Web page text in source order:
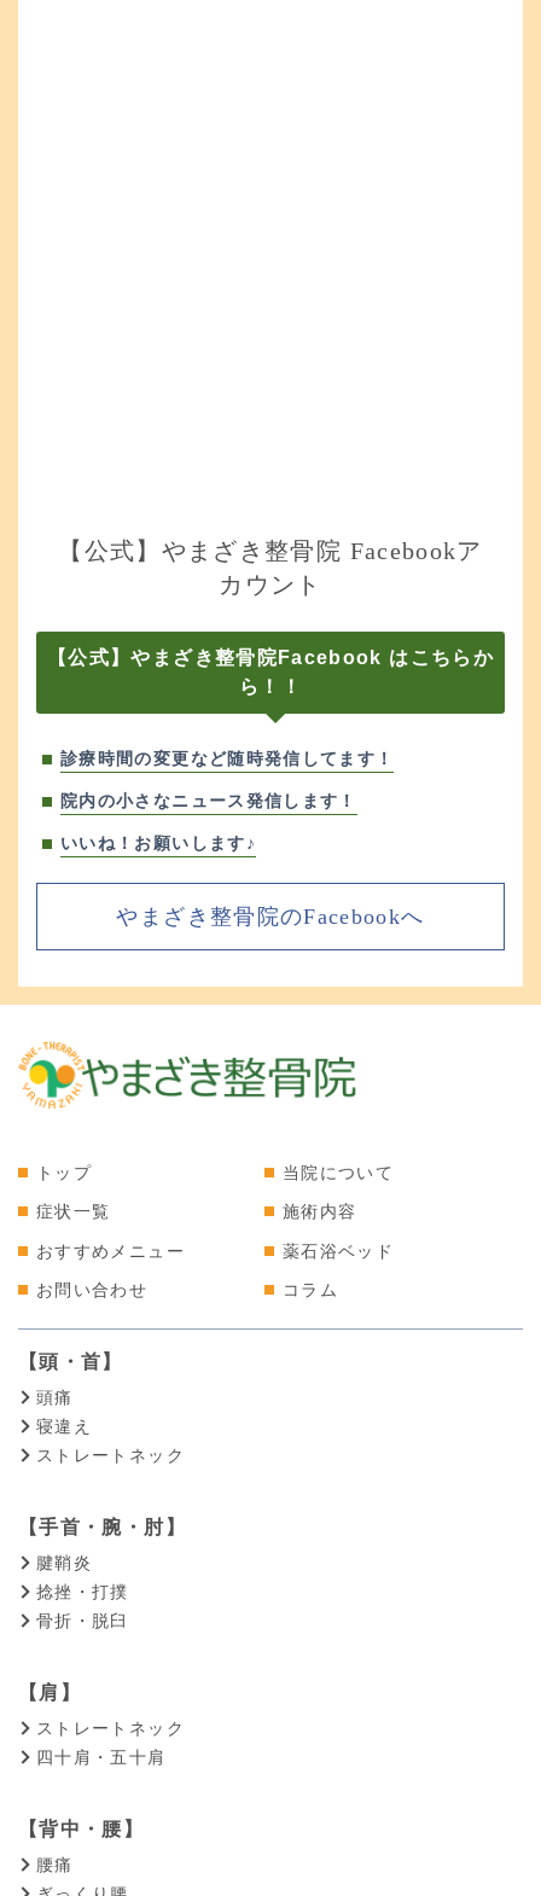
【公式】やまざき整骨院 Facebookア
カウント
【公式】やまざき整骨院Facebook はこちらか
ら！！
診療時間の変更など随時発信してます！
院内の小さなニュース発信します！
いいね！お願いします♪
やまざき整骨院のFacebookへ
トップ 当院について
症状一覧 施術内容
おすすめメニュー 薬石浴ベッド
お問い合わせ コラム
【頭・首】
頭痛
寝違え
ストレートネック
【手首・腕・肘】
腱鞘炎
捻挫・打撲
骨折・脱臼
【肩】
ストレートネック
四十肩・五十肩
【背中・腰】
腰痛